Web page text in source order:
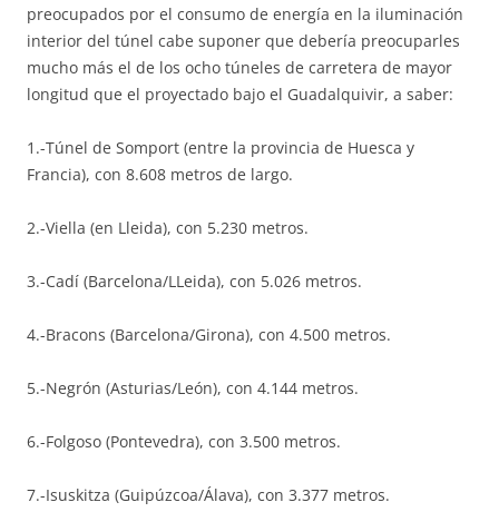
preocupados por el consumo de energía en la iluminación
interior del túnel cabe suponer que debería preocuparles
mucho más el de los ocho túneles de carretera de mayor
longitud que el proyectado bajo el Guadalquivir, a saber:
1.-Túnel de Somport (entre la provincia de Huesca y
Francia), con 8.608 metros de largo.
2.-Viella (en Lleida), con 5.230 metros.
3.-Cadí (Barcelona/LLeida), con 5.026 metros.
4.-Bracons (Barcelona/Girona), con 4.500 metros.
5.-Negrón (Asturias/León), con 4.144 metros.
6.-Folgoso (Pontevedra), con 3.500 metros.
7.-Isuskitza (Guipúzcoa/Álava), con 3.377 metros.